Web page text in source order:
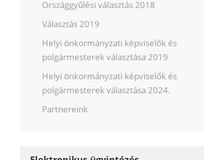
Országgyűlési választás 2018
Választás 2019
Helyi önkormányzati képviselők és
polgármesterek választása 2019
Helyi önkormányzati képviselők és
polgármesterek választása 2024.
Partnereink